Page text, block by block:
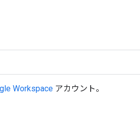
Workspace アカウント。